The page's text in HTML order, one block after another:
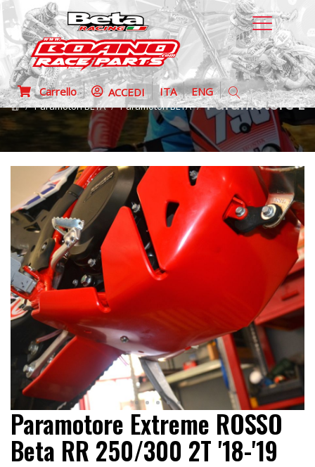
Carrello ACCEDI ITA ENG
Paramotori BETA Paramotori BETA Paramotore
Paramotore Extreme ROSSO
Beta RR 250/300 2T '18-'19